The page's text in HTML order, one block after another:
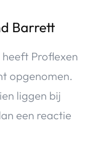
Barrett
heeft Proflexen
opgenomen.
liggen bij
een reactie